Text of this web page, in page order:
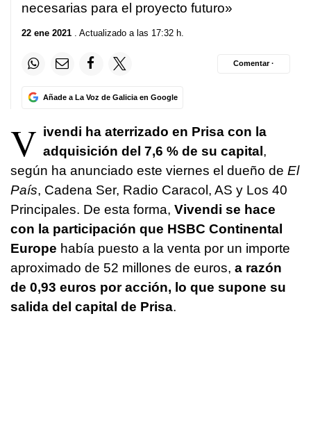
necesarias para el proyecto futuro»
22 ene 2021 . Actualizado a las 17:32 h.
Añade a La Voz de Galicia en Google
Comentar ·
V ivendi ha aterrizado en Prisa con la
adquisición del 7,6 % de su capital,
según ha anunciado este viernes el dueño de El
País, Cadena Ser, Radio Caracol, AS y Los 40
Principales. De esta forma, Vivendi se hace
con la participación que HSBC Continental
Europe había puesto a la venta por un importe
aproximado de 52 millones de euros, a razón
de 0,93 euros por acción, lo que supone su
salida del capital de Prisa.